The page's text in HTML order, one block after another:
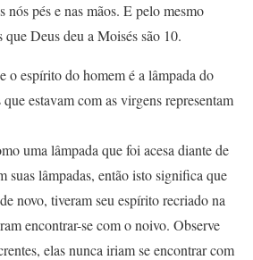
nós pés e nas mãos. E pelo mesmo
Deus deu a Moisés são 10.
o espírito do homem é a lâmpada do
estavam com as virgens representam
uma lâmpada que foi acesa diante de
suas lâmpadas, então isto significa que
novo, tiveram seu espírito recriado na
encontrar-se com o noivo. Observe
elas nunca iriam se encontrar com